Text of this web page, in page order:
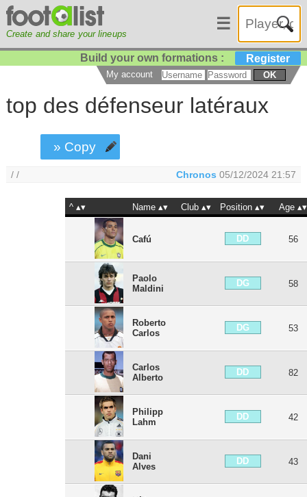
Create and share your lineups
☰
Build your own formations : Register
My account OK
top des défenseur latéraux
» Copy
/ / Chronos 05/12/2024 21:57
^ Name Club Position Age
Cafú DD 56
Paolo
Maldini
DG 58
Roberto
Carlos
DG 53
Carlos
Alberto
DD 82
Philipp
Lahm
DD 42
Dani
Alves
DD 43